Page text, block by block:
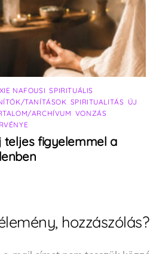
NAFOUSI ,SPIRITUÁLIS
TANÍTÁSOK SPIRITUALITÁS ÚJ
ARCHÍVUM VONZÁS
teljes figyelemmel a
hozzászólás?